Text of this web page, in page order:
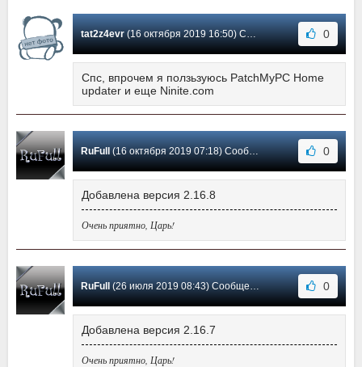
tat2z4evr(16 октября 2019 16:50) Сообщение #50 0
Спс, впрочем я ползьзуюсь PatchMyPC Home
updater и еще Ninite.com
RuFull(16 октября 2019 07:18) Сообщение #49 0
Добавлена версия 2.16.8
Очень приятно, Царь!
RuFull(26 июля 2019 08:43) Сообщение #48 0
Добавлена версия 2.16.7
Очень приятно, Царь!